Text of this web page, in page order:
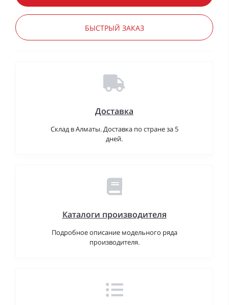
БЫСТРЫЙ ЗАКАЗ
Доставка
Склад в Алматы. Доставка по стране за 5
дней.
Каталоги производителя
Подробное описание модельного ряда
производителя.